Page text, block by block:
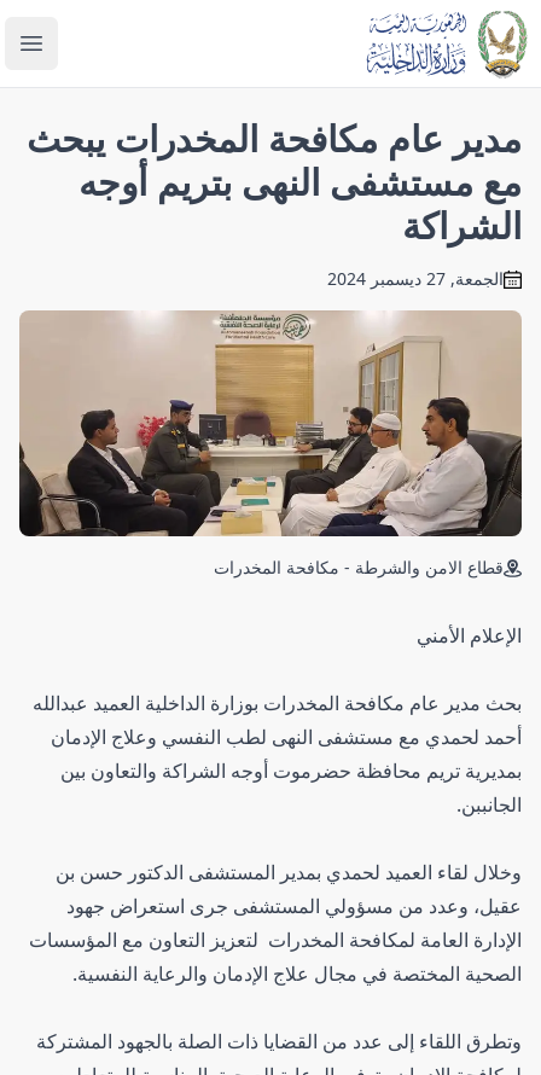
مدير عام مكافحة المخدرات يبحث
مع مستشفى النهى بتريم أوجه
الشراكة
الجمعة, 27 ديسمبر 2024
قطاع الامن والشرطة - مكافحة المخدرات
الإعلام الأمني
بحث مدير عام مكافحة المخدرات بوزارة الداخلية العميد عبدالله
أحمد لحمدي مع مستشفى النهى لطب النفسي وعلاج الإدمان
بمديرية تريم محافظة حضرموت أوجه الشراكة والتعاون بين
الجانببن.
وخلال لقاء العميد لحمدي بمدير المستشفى الدكتور حسن بن
عقيل، وعدد من مسؤولي المستشفى جرى استعراض جهود
الإدارة العامة لمكافحة المخدرات لتعزيز التعاون مع المؤسسات
الصحية المختصة في مجال علاج الإدمان والرعاية النفسية.
وتطرق اللقاء إلى عدد من القضايا ذات الصلة بالجهود المشتركة